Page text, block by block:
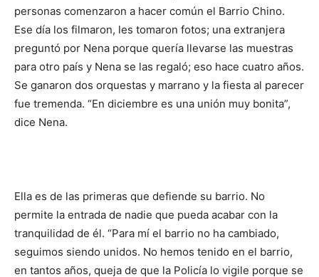
personas comenzaron a hacer común el Barrio Chino.
Ese día los filmaron, les tomaron fotos; una extranjera
preguntó por Nena porque quería llevarse las muestras
para otro país y Nena se las regaló; eso hace cuatro años.
Se ganaron dos orquestas y marrano y la fiesta al parecer
fue tremenda. “En diciembre es una unión muy bonita”,
dice Nena.
Ella es de las primeras que defiende su barrio. No
permite la entrada de nadie que pueda acabar con la
tranquilidad de él. “Para mí el barrio no ha cambiado,
seguimos siendo unidos. No hemos tenido en el barrio,
en tantos años, queja de que la Policía lo vigile porque se